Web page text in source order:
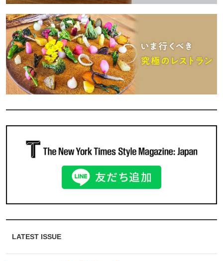
LATEST ISSUE